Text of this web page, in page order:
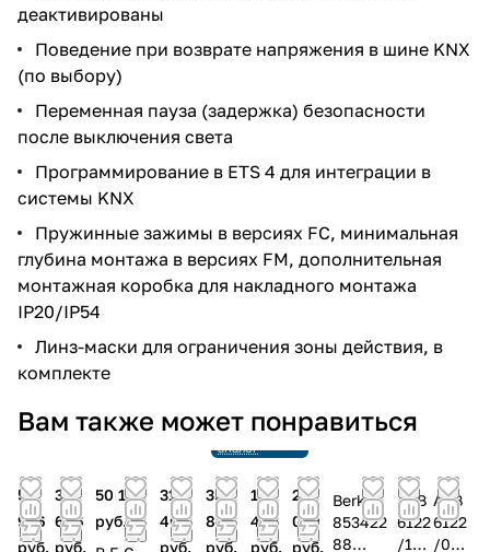
деактивированы
Поведение при возврате напряжения в шине KNX
(по выбору)
Переменная пауза (задержка) безопасности
после выключения света
Программирование в ETS 4 для интеграции в
системы KNX
Пружинные зажимы в версиях FC, минимальная
глубина монтажа в версиях FM, дополнительная
монтажная коробка для накладного монтажа
IP20/IP54
Линз-маски для ограничения зоны действия, в
комплекте
Вам также может понравиться
50
956
руб.
38
666
руб.
50 178
руб.
31
469
руб.
производства
Ссылка на
35
824
руб.
101
420
руб.
20
059
руб.
Berker
853422
88
ABB
6122
/10-
ABB
6122
/02-